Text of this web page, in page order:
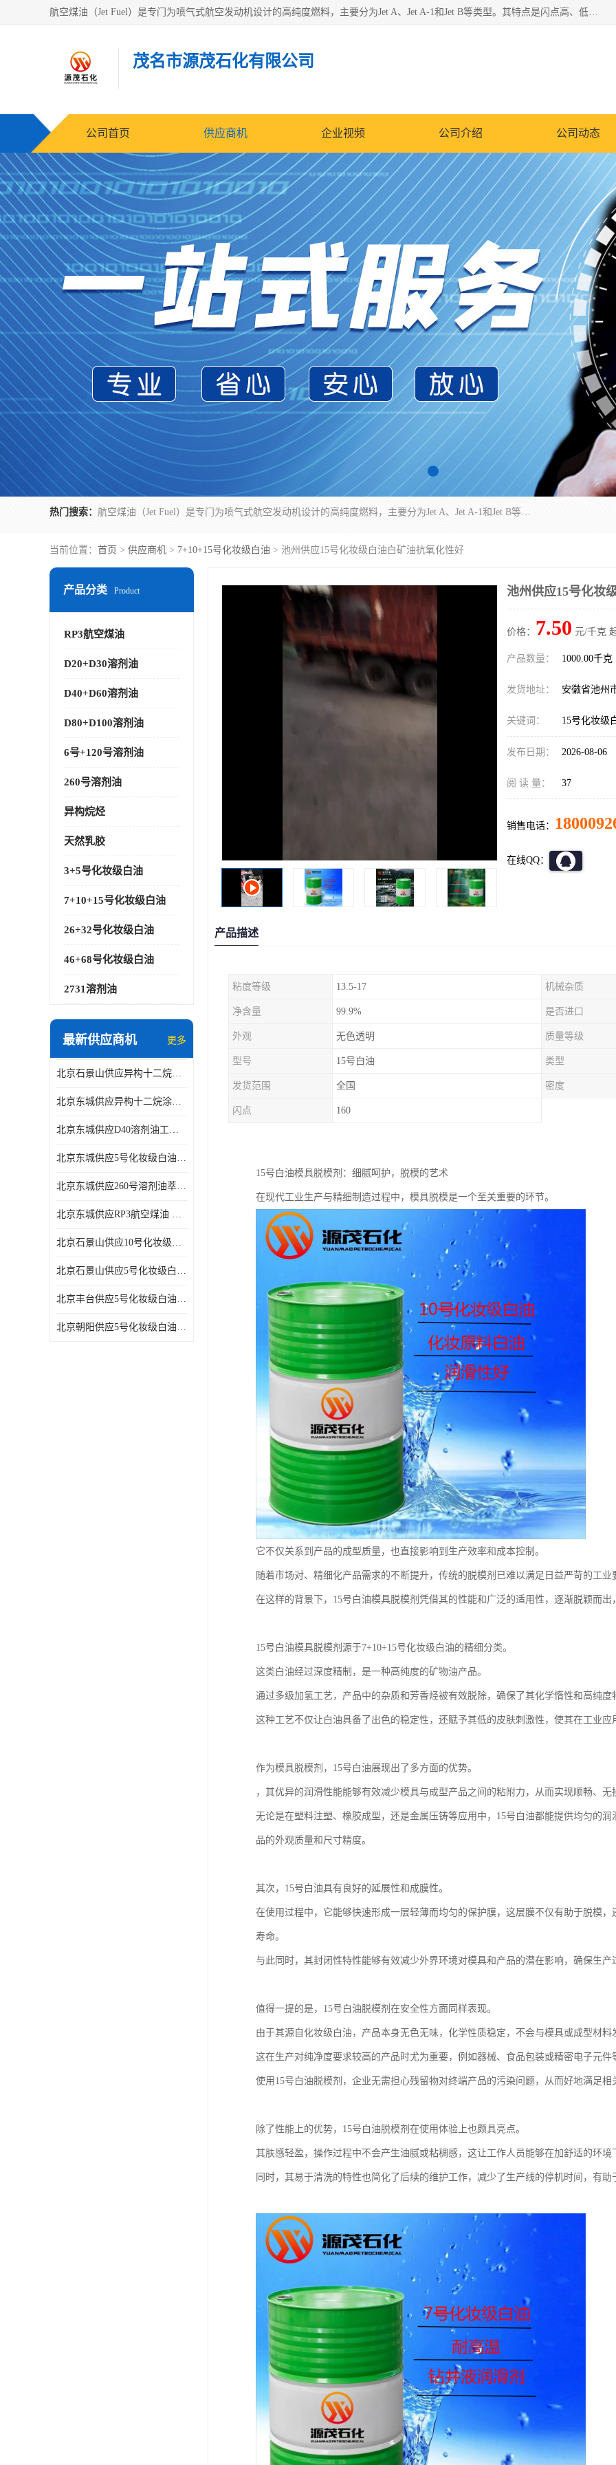
航空煤油（Jet Fuel）是专门为喷气式航空发动机设计的高纯度燃料，主要分为Jet A、Jet A-1和Jet B等类型。其特点是闪点高、低温流动性好，并添加了抗静电剂和抗氧化剂以确保飞行安全。航空煤油需
茂名市源茂石化有限公司
公司首页 供应商机 企业视频 公司介绍 公司动态
热门搜索： 航空煤油（Jet Fuel）是专门为喷气式航空发动机设计的高纯度燃料，主要分为Jet A、Jet A-1和Jet B等类型。其特点是闪点高、低温流动性好，并添加了抗静电剂和抗氧化剂以确保飞行安全。航空煤油需
当前位置： 首页 > 供应商机 > 7+10+15号化妆级白油 > 池州供应15号化妆级白油白矿油抗氧化性好
产品分类 Product
RP3航空煤油
D20+D30溶剂油
D40+D60溶剂油
D80+D100溶剂油
6号+120号溶剂油
260号溶剂油
异构烷烃
天然乳胶
3+5号化妆级白油
7+10+15号化妆级白油
26+32号化妆级白油
46+68号化妆级白油
2731溶剂油
最新供应商机 更多
北京石景山供应异构十二烷香精助剂
北京东城供应异构十二烷涂料胶粘油墨稀释剂
北京东城供应D40溶剂油工业金属清洗
北京东城供应5号化妆级白油钻井液润滑剂
北京东城供应260号溶剂油萃取溶剂油金属萃取剂
北京东城供应RP3航空煤油 高含量国标工业级航空煤油燃料油 无色透明
北京石景山供应10号化妆级白油高精密机械润滑油
北京石景山供应5号化妆级白油缝纫机油 设备润滑油
北京丰台供应5号化妆级白油纤维与织物柔软光亮
北京朝阳供应5号化妆级白油纺织时的润滑剂
池州供应15号化妆
价格： 7.50 元/千克
产品数量： 1000.00千克
发货地址： 安徽省池州
关键词： 15号化妆级
发布日期： 2026-08-06
阅 读 量： 37
销售电话：
在线QQ：
产品描述
粘度等级 13.5-17 机械杂质
净含量 99.9% 是否进口
外观 无色透明 质量等级
型号 15号白油 类型
发货范围 全国 密度
闪点 160
15号白油模具脱模剂：细腻呵护，脱模的艺术
在现代工业生产与精细制造过程中，模具脱模是一个至关重要的环节。
它不仅关系到产品的成型质量，也直接影响到生产效率和成本控制。
随着市场对、精细化产品需求的不断提升，传统的脱模剂已难以满足日益严苛的工业
在这样的背景下，15号白油模具脱模剂凭借其的性能和广泛的适用性，逐渐脱颖而出
15号白油模具脱模剂源于7+10+15号化妆级白油的精细分类。
这类白油经过深度精制，是一种高纯度的矿物油产品。
通过多级加氢工艺，产品中的杂质和芳香烃被有效脱除，确保了其化学惰性和高纯度
这种工艺不仅让白油具备了出色的稳定性，还赋予其低的皮肤刺激性，使其在工业应
作为模具脱模剂，15号白油展现出了多方面的优势。
，其优异的润滑性能能够有效减少模具与成型产品之间的粘附力，从而实现顺畅、无
无论是在塑料注塑、橡胶成型，还是金属压铸等应用中，15号白油都能提供均匀的
品的外观质量和尺寸精度。
其次，15号白油具有良好的延展性和成膜性。
在使用过程中，它能够快速形成一层轻薄而均匀的保护膜，这层膜不仅有助于脱模
寿命。
与此同时，其封闭性特性能够有效减少外界环境对模具和产品的潜在影响，确保生产
值得一提的是，15号白油脱模剂在安全性方面同样表现。
由于其源自化妆级白油，产品本身无色无味，化学性质稳定，不会与模具或成型材料
这在生产对纯净度要求较高的产品时尤为重要，例如器械、食品包装或精密电子元件
使用15号白油脱模剂，企业无需担心残留物对终端产品的污染问题，从而好地满足相
除了性能上的优势，15号白油脱模剂在使用体验上也颇具亮点。
其肤感轻盈，操作过程中不会产生油腻或粘稠感，这让工作人员能够在加舒适的环境
同时，其易于清洗的特性也简化了后续的维护工作，减少了生产线的停机时间，有助